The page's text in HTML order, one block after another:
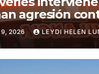
agresión
en Santa Cruz
9, 2026 LEYDI HELEN